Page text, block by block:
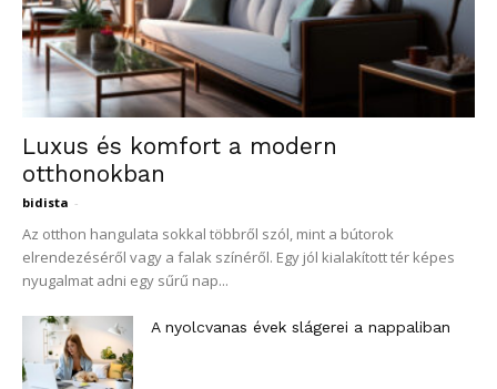
Luxus és komfort a modern
otthonokban
bidista -
Az otthon hangulata sokkal többről szól, mint a bútorok
elrendezéséről vagy a falak színéről. Egy jól kialakított tér képes
nyugalmat adni egy sűrű nap...
A nyolcvanas évek slágerei a nappaliban